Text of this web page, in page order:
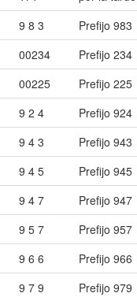
9 8 3
Prefijo 983
00234
Prefijo 234
00225
Prefijo 225
9 2 4
Prefijo 924
9 4 3
Prefijo 943
9 4 5
Prefijo 945
9 4 7
Prefijo 947
9 5 7
Prefijo 957
9 6 6
Prefijo 966
9 7 9
Prefijo 979